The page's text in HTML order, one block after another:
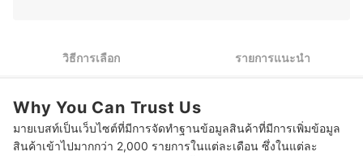
10 เครื่อง AED ยี่ห้อไหนดี เครื่องกระตุกหัวใจ ใช้ไฟฟ้า
บทส่งท้าย
วิธีการเลือก รายการแนะนำ
Why You Can Trust Us
มายเบสท์เป็นเว็บไซต์ที่มีการจัดทำฐานข้อมูลสินค้าที่มีการเพิ่มข้อมูล
สินค้าเข้าไปมากกว่า 2,000 รายการในแต่ละเดือน ซึ่งในแต่ละ